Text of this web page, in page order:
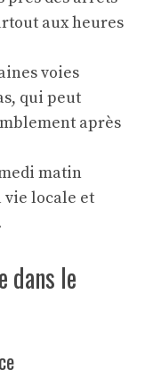
aux heures
voies
qui peut
après
matin
vie locale et
dans le